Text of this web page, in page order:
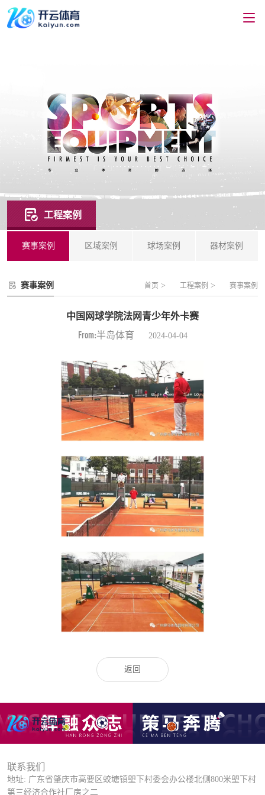
工程案例
赛事案例 区域案例 球场案例 器材案例
赛事案例 首页 > 工程案例 > 赛事案例
中国网球学院法网青少年外卡赛
From:半岛体育 2024-04-04
返回
联系我们
地址: 广东省肇庆市高要区蛟塘镇塱下村委会办公楼北侧800米塱下村
第三经济合作社厂房之二